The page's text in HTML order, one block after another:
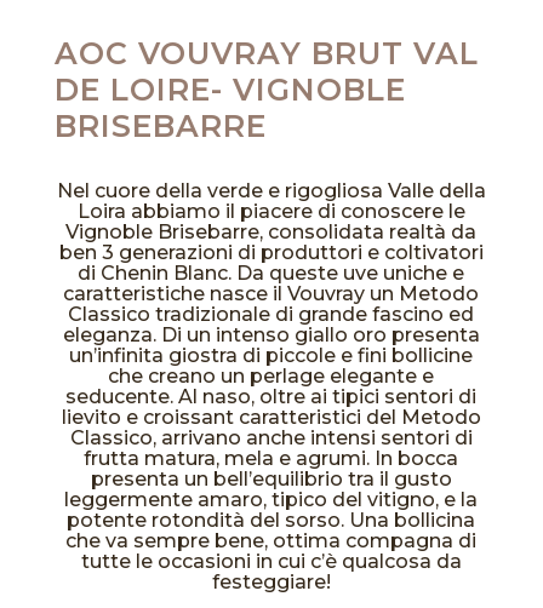
AOC VOUVRAY BRUT VAL
DE LOIRE- VIGNOBLE
BRISEBARRE
Nel cuore della verde e rigogliosa Valle della
Loira abbiamo il piacere di conoscere le
Vignoble Brisebarre, consolidata realtà da
ben 3 generazioni di produttori e coltivatori
di Chenin Blanc. Da queste uve uniche e
caratteristiche nasce il Vouvray un Metodo
Classico tradizionale di grande fascino ed
eleganza. Di un intenso giallo oro presenta
un’infinita giostra di piccole e fini bollicine
che creano un perlage elegante e
seducente. Al naso, oltre ai tipici sentori di
lievito e croissant caratteristici del Metodo
Classico, arrivano anche intensi sentori di
frutta matura, mela e agrumi. In bocca
presenta un bell’equilibrio tra il gusto
leggermente amaro, tipico del vitigno, e la
potente rotondità del sorso. Una bollicina
che va sempre bene, ottima compagna di
tutte le occasioni in cui c’è qualcosa da
festeggiare!